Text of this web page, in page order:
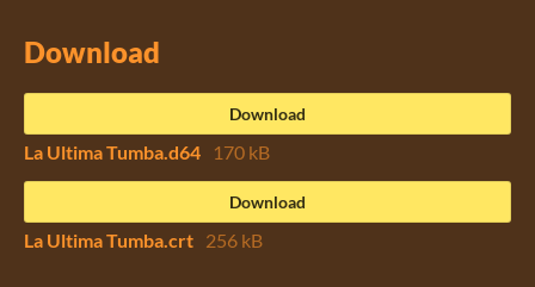
Download
Download
La Ultima Tumba.d64 170 kB
Download
La Ultima Tumba.crt 256 kB